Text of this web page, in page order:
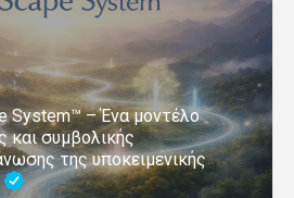
System™ – Ένα μοντέλο
και συμβολικής
της υποκειμενικής